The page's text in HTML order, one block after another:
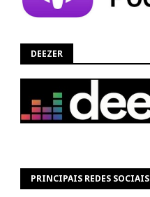
DEEZER
PRINCIPAIS REDES SOCIAIS